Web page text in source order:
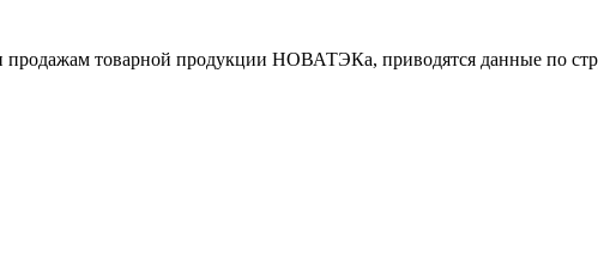
продажам товарной продукции НОВАТЭКа, приводятся данные по